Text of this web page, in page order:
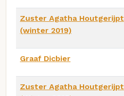
Zuster Agatha Houtgerijpt
(winter 2019)
Graaf Dicbier
Zuster Agatha Houtgerijpt